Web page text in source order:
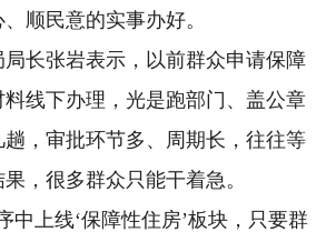
顺民意的实事办好。
张岩表示，以前群众申请保障
线下办理，光是跑部门、盖公章
，审批环节多、周期长，往往等
，很多群众只能干着急。
上线‘保障性住房’板块，只要群